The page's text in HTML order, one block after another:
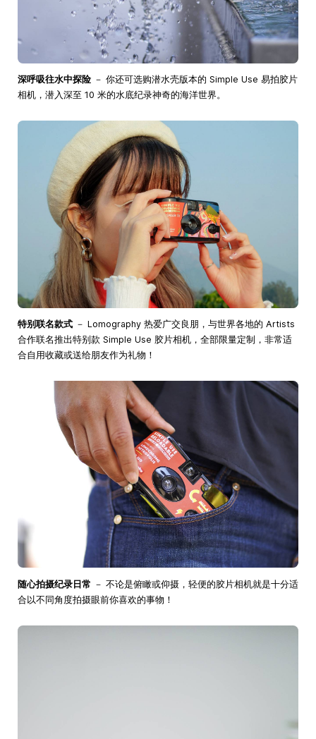
深呼吸往水中探险 － 你还可选购潜水壳版本的 Simple Use 易拍胶片
相机，潜入深至 10 米的水底纪录神奇的海洋世界。
特别联名款式 － Lomography 热爱广交良朋，与世界各地的 Artists
合作联名推出特别款 Simple Use 胶片相机，全部限量定制，非常适
合自用收藏或送给朋友作为礼物！
随心拍摄纪录日常 － 不论是俯瞰或仰摄，轻便的胶片相机就是十分适
合以不同角度拍摄眼前你喜欢的事物！